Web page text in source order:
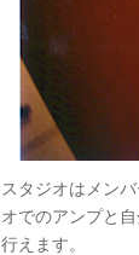
スタジオはメン
オでのアンプと
行えます。